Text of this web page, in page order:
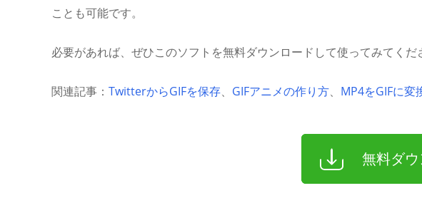
ことも可能です。
必要があれば、ぜひこのソフトを無料ダウンロードして使ってみてくだ
関連記事： TwitterからGIFを保存、 GIFアニメの作り方、 MP4をGIFに変
無料ダ